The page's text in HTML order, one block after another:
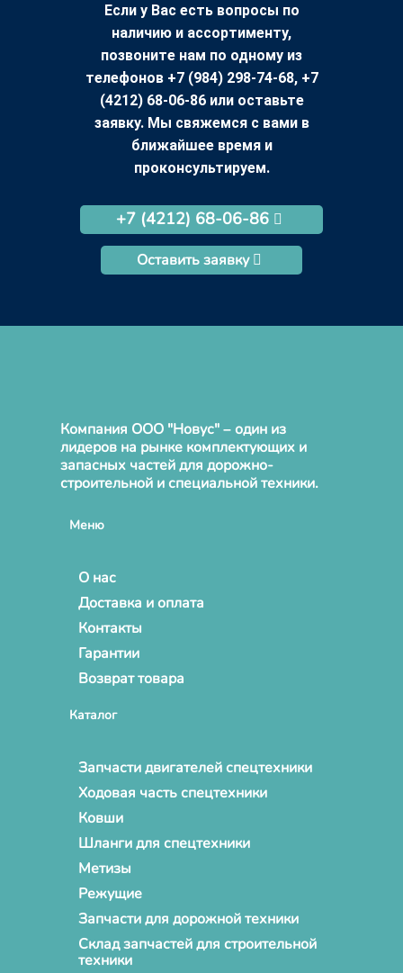
Если у Вас есть вопросы по
наличию и ассортименту,
позвоните нам по одному из
телефонов +7 (984) 298-74-68, +7
(4212) 68-06-86 или оставьте
заявку. Мы свяжемся с вами в
ближайшее время и
проконсультируем.
+7 (4212) 68-06-86
Оставить заявку
Компания ООО "Новус" – один из
лидеров на рынке комплектующих и
запасных частей для дорожно-
строительной и специальной техники.
Меню
О нас
Доставка и оплата
Контакты
Гарантии
Возврат товара
Каталог
Запчасти двигателей спецтехники
Ходовая часть спецтехники
Ковши
Шланги для спецтехники
Метизы
Режущие
Запчасти для дорожной техники
Склад запчастей для строительной
техники